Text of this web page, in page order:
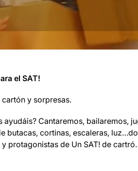
el SAT!
y sorpresas.
Cantaremos, bailaremos,
butacas, cortinas, escaleras,
protagonistas de Un SAT! de cartró.